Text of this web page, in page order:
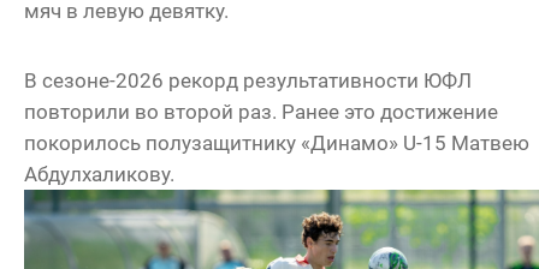
мяч в левую девятку.
В сезоне-2026 рекорд результативности ЮФЛ
повторили во второй раз. Ранее это достижение
покорилось полузащитнику «Динамо» U-15 Матвею
Абдулхаликову.